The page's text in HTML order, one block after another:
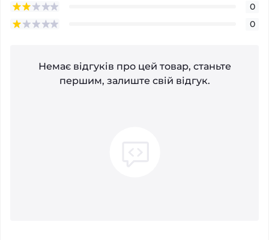
0
0
Немає відгуків про цей товар, станьте
першим, залиште свій відгук.